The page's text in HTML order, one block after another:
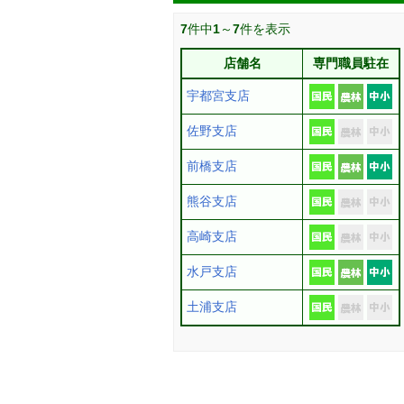
7件中1～7件を表示
店舗名 専門職員駐在
宇都宮支店
佐野支店
前橋支店
熊谷支店
高崎支店
水戸支店
土浦支店